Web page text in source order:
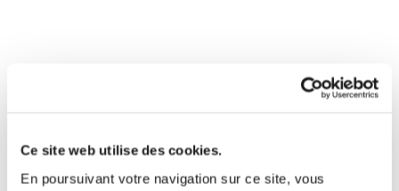
Ce site web utilise des cookies.
En poursuivant votre navigation sur ce site, vous